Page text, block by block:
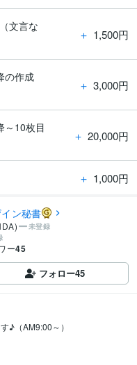
文言な
＋ 1,500円
の作成
＋ 3,000円
～10枚目
＋ 20,000円
＋ 1,000円
ン秘書
未登録
ー45
フォロー45
♪（AM9:00～）